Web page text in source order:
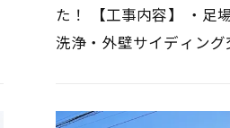
た！ 【工事内容】 ・足場仮設、撤去・高圧
洗浄・外壁サイディン